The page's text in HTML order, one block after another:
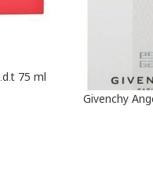
Givenchy
הוספה לסל